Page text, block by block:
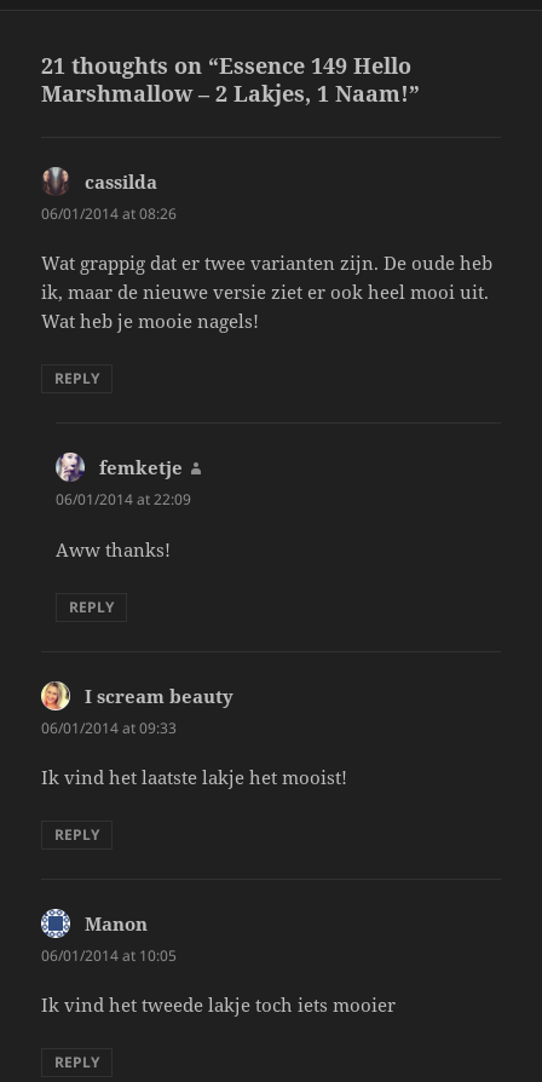
21 thoughts on “Essence 149 Hello
Marshmallow – 2 Lakjes, 1 Naam!”
cassilda
06/01/2014 at 08:26
Wat grappig dat er twee varianten zijn. De oude heb
ik, maar de nieuwe versie ziet er ook heel mooi uit.
Wat heb je mooie nagels!
REPLY
femketje
06/01/2014 at 22:09
Aww thanks!
REPLY
I scream beauty
06/01/2014 at 09:33
Ik vind het laatste lakje het mooist!
REPLY
Manon
06/01/2014 at 10:05
Ik vind het tweede lakje toch iets mooier
REPLY